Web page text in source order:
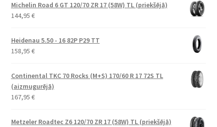
Michelin Road 6 GT 120/70 ZR 17 (58W) TL (priekšējā)
144,95 €
Heidenau 5.50 - 16 82P P29 TT
158,95 €
Continental TKC 70 Rocks (M+S) 170/60 R 17 72S TL
(aizmugurējā)
167,95 €
Metzeler Roadtec Z6 120/70 ZR 17 (58W) TL (priekšējā)